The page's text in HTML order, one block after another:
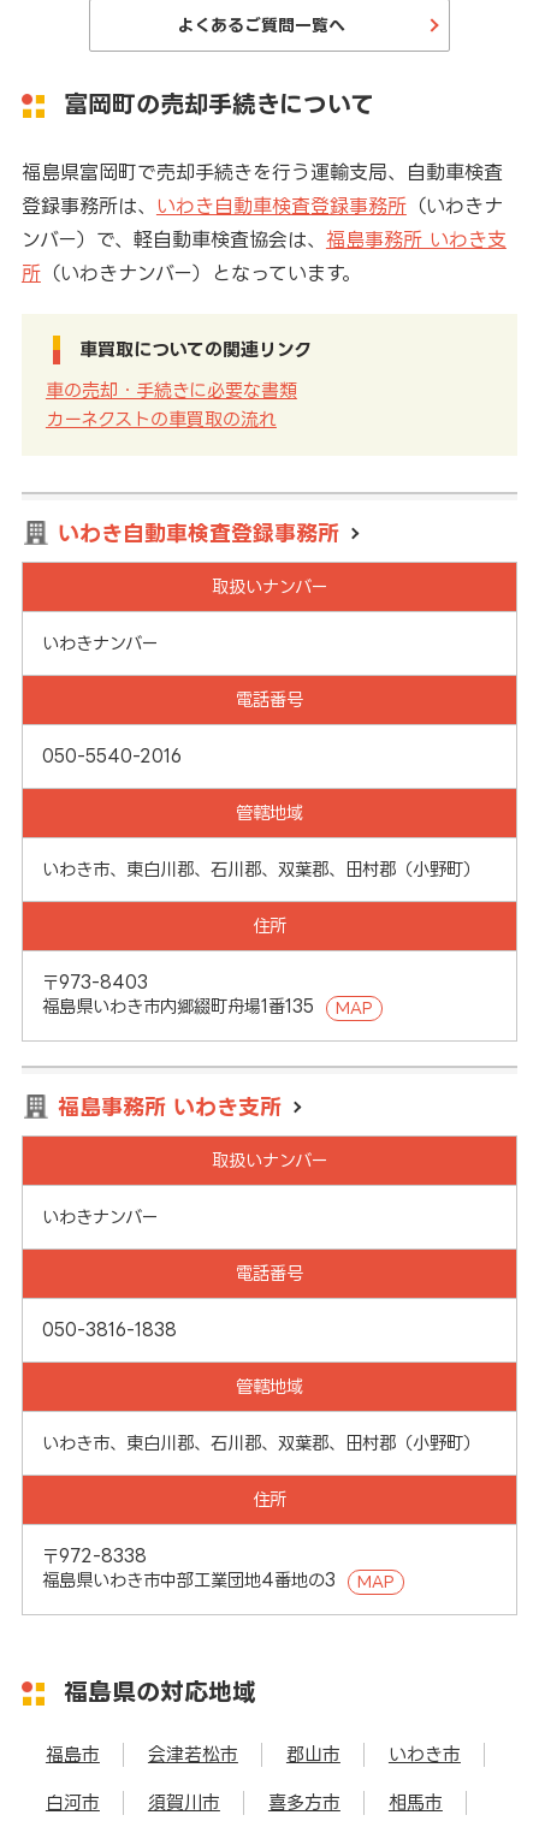
よくあるご質問一覧へ
富岡町の売却手続きについて
福島県富岡町で売却手続きを行う運輸支局、自動車検査
登録事務所は、 いわき自動車検査登録事務所（いわきナ
ンバー）で、軽自動車検査協会は、 福島事務所 いわき支
所（いわきナンバー）となっています。
車買取についての関連リンク
車の売却・手続きに必要な書類
カーネクストの車買取の流れ
いわき自動車検査登録事務所
取扱いナンバー
いわきナンバー
電話番号
050-5540-2016
管轄地域
いわき市、東白川郡、石川郡、双葉郡、田村郡（小野町）
住所
〒973-8403
福島県いわき市内郷綴町舟場1番135
MAP
福島事務所 いわき支所
取扱いナンバー
いわきナンバー
電話番号
050-3816-1838
管轄地域
いわき市、東白川郡、石川郡、双葉郡、田村郡（小野町）
住所
〒972-8338
福島県いわき市中部工業団地4番地の3
MAP
福島県の対応地域
福島市 会津若松市 郡山市 いわき市
白河市 須賀川市 喜多方市 相馬市